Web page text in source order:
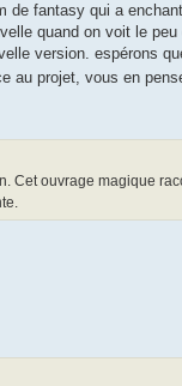
fantasy qui a
quand on voit le
version. espérons
au projet, vous en
Cet ouvrage magique